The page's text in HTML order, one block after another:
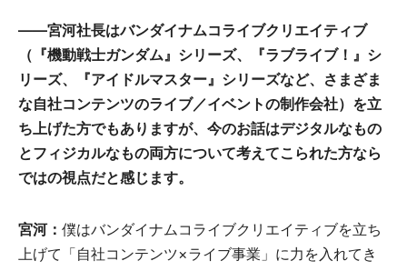
――宮河社長はバンダイナムコライブクリエイティブ
（『機動戦士ガンダム』シリーズ、『ラブライブ！』シ
リーズ、『アイドルマスター』シリーズなど、さまざま
な自社コンテンツのライブ／イベントの制作会社）を立
ち上げた方でもありますが、今のお話はデジタルなもの
とフィジカルなもの両方について考えてこられた方なら
ではの視点だと感じます。
宮河： 僕はバンダイナムコライブクリエイティブを立ち
上げて「自社コンテンツ×ライブ事業」に力を入れてき